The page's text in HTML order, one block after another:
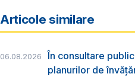
Articole similare
06.08.2026
În consultare
planurilor de